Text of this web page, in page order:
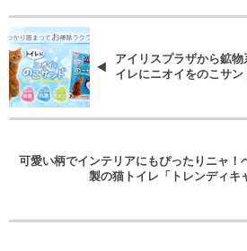
アイリスプラザから鉱
イレにニオイをのこサン
可愛い柄でインテリアにもぴったりニャ！
製の猫トイレ「トレンディキ